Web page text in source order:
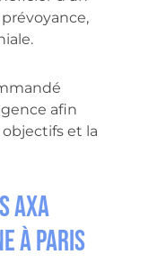
afin
objectifs et la
AXA
à Paris